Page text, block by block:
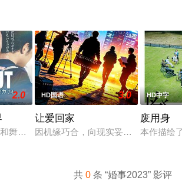
2.0
舞蹈融入生活的冲绳。与母亲朱音、妹妹
HD国语 3.0
让爱回家
因机缘巧合，向现实妥协的导演朱达
HD中字
废用身
本作描绘
共0 条 “婚事2023” 影评